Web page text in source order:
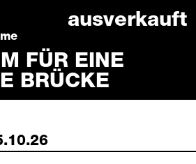
14 October 2026
FÜR EINE
BRÜCKE
ausverkauft